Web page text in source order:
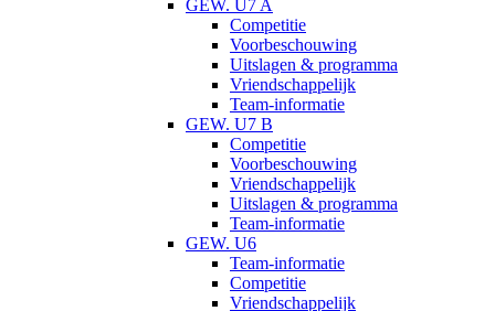
GEW. U7 A
Competitie
Voorbeschouwing
Uitslagen & programma
Vriendschappelijk
Team-informatie
GEW. U7 B
Competitie
Voorbeschouwing
Vriendschappelijk
Uitslagen & programma
Team-informatie
GEW. U6
Team-informatie
Competitie
Vriendschappelijk